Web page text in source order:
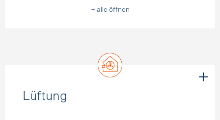
+ alle öffnen
Lüftung